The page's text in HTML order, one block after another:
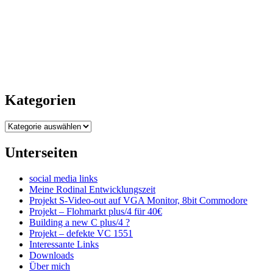
Kategorien
Kategorien
Unterseiten
social media links
Meine Rodinal Entwicklungszeit
Projekt S-Video-out auf VGA Monitor, 8bit Commodore
Projekt – Flohmarkt plus/4 für 40€
Building a new C plus/4 ?
Projekt – defekte VC 1551
Interessante Links
Downloads
Über mich